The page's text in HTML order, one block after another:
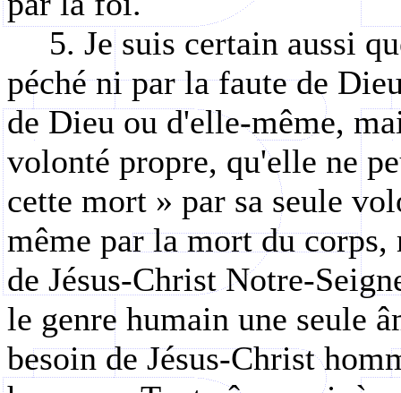
5. Je suis certain aussi
péché ni par la faute de
de Dieu ou d'elle-même,
volonté propre, qu'elle ne
cette mort » par sa seule
même par la mort du
de Jésus-Christ Notre-
le genre humain une seule
besoin de Jésus-Christ